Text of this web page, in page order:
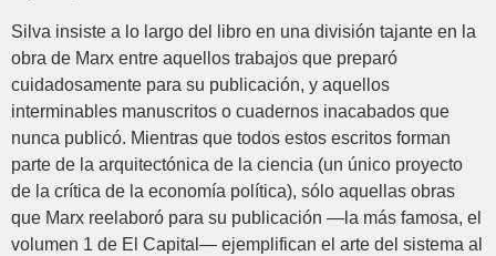
Silva insiste a lo largo del libro en una división tajante en la
obra de Marx entre aquellos trabajos que preparó
cuidadosamente para su publicación, y aquellos
interminables manuscritos o cuadernos inacabados que
nunca publicó. Mientras que todos estos escritos forman
parte de la arquitectónica de la ciencia (un único proyecto
de la crítica de la economía política), sólo aquellas obras
que Marx reelaboró para su publicación —la más famosa, el
volumen 1 de El Capital— ejemplifican el arte del sistema al